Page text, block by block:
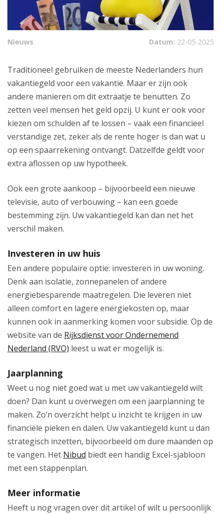
Nieuws Datum: 22-05-2025
Traditioneel gebruiken de meeste Nederlanders hun
vakantiegeld voor een vakantie. Maar er zijn ook
andere manieren om dit extraatje te benutten. Zo
zetten veel mensen het geld opzij. U kunt er ook voor
kiezen om schulden af te lossen – vaak een financieel
verstandige zet, zeker als de rente hoger is dan wat u
op een spaarrekening ontvangt. Datzelfde geldt voor
extra aflossen op uw hypotheek.
Ook een grote aankoop – bijvoorbeeld een nieuwe
televisie, auto of verbouwing – kan een goede
bestemming zijn. Uw vakantiegeld kan dan net het
verschil maken.
Investeren in uw huis
Een andere populaire optie: investeren in uw woning.
Denk aan isolatie, zonnepanelen of andere
energiebesparende maatregelen. Die leveren niet
alleen comfort en lagere energiekosten op, maar
kunnen ook in aanmerking komen voor subsidie. Op de
website van de Rijksdienst voor Ondernemend
Nederland (RVO) leest u wat er mogelijk is.
Jaarplanning
Weet u nog niet goed wat u met uw vakantiegeld wilt
doen? Dan kunt u overwegen om een jaarplanning te
maken. Zo’n overzicht helpt u inzicht te krijgen in uw
financiële pieken en dalen. Uw vakantiegeld kunt u dan
strategisch inzetten, bijvoorbeeld om dure maanden op
te vangen. Het Nibud biedt een handig Excel-sjabloon
met een stappenplan.
Meer informatie
Heeft u nog vragen over dit artikel of wilt u persoonlijk